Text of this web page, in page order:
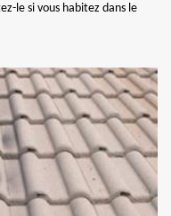
le si vous habitez dans le